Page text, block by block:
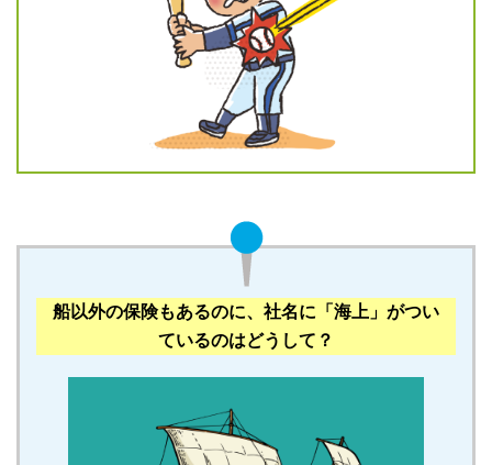
船以外の保険もあるのに、社名に「海上」がつい
ているのはどうして？